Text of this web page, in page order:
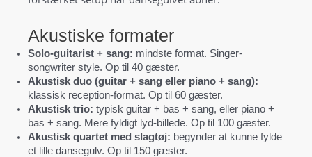
Akustiske formater
Solo-guitarist + sang: mindste format. Singer-
songwriter style. Op til 40 gæster.
Akustisk duo (guitar + sang eller piano + sang):
klassisk reception-format. Op til 60 gæster.
Akustisk trio: typisk guitar + bas + sang, eller piano +
bas + sang. Mere fyldigt lyd-billede. Op til 100 gæster.
Akustisk quartet med slagtøj: begynder at kunne fylde
et lille dansegulv. Op til 150 gæster.